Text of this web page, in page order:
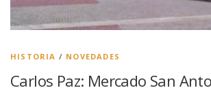
HISTORIA / NOVEDADES
Carlos Paz: Mercado San